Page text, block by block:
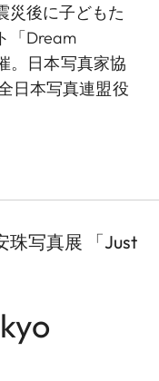
災後に子どもた
「Dream
。日本写真家協
日本写真連盟役
珠写真展 「Just